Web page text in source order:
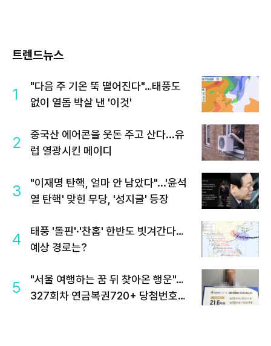
트렌드뉴스
1
"다음 주 기온 뚝 떨어진다"…태풍도
없이 열돔 박살 낸 '이것'
2
중국산 에어콘을 웃돈 주고 산다...유
럽 열광시킨 메이디
3
"이재명 탄핵, 얼마 안 남았다"...'윤석
열 탄핵' 맞힌 무당, '성지글' 등장
4
태풍 '돌핀'·'찬홈' 한반도 빗겨간다…
예상 경로는?
5
"서울 여행하는 꿈 뒤 찾아온 행운"…
327회차 연금복권720+ 당첨번호조